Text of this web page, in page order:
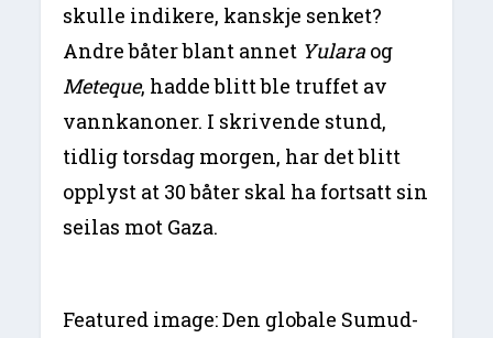
skulle indikere, kanskje senket?
Andre båter blant annet Yulara og
Meteque, hadde blitt ble truffet av
vannkanoner. I skrivende stund,
tidlig torsdag morgen, har det blitt
opplyst at 30 båter skal ha fortsatt sin
seilas mot Gaza.
Featured image: Den globale Sumud-